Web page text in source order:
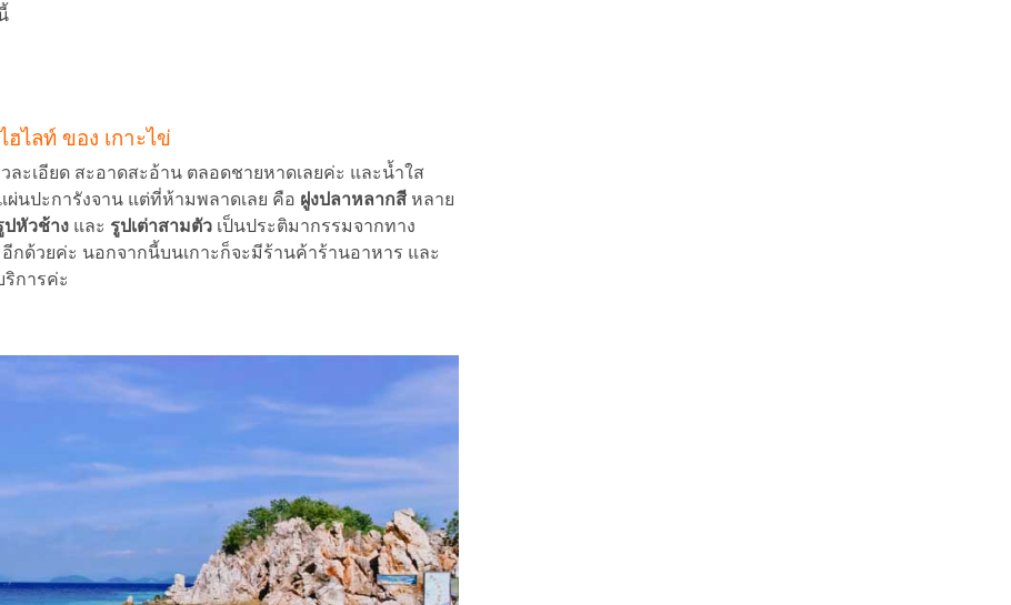
ฮไลท์ ของ เกาะไข่
ละเอียด สะอาดสะอ้าน ตลอดชายหาดเลยค่ะ และน้ำใส
ผ่นปะการังจาน แต่ที่ห้ามพลาดเลย คือ ฝูงปลาหลากสี หลาย
หัวช้าง และ รูปเต่าสามตัว เป็นประติมากรรมจากทาง
ด้วยค่ะ นอกจากนี้บนเกาะก็จะมีร้านค้าร้านอาหาร และ
ริการค่ะ